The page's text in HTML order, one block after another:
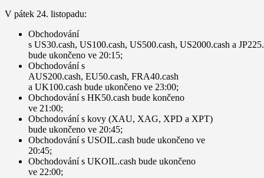
V pátek 24. listopadu:
Obchodování
s US30.cash, US100.cash, US500.cash, US2000.cash a
bude ukončeno ve 20:15;
Obchodování s
AUS200.cash, EU50.cash, FRA40.cash
a UK100.cash bude ukončeno ve 23:00;
Obchodování s HK50.cash bude končeno
ve 21:00;
Obchodování s kovy (XAU, XAG, XPD a XPT)
bude ukončeno ve 20:45;
Obchodování s USOIL.cash bude ukončeno ve
20:45;
Obchodování s UKOIL.cash bude ukončeno
ve 22:00;